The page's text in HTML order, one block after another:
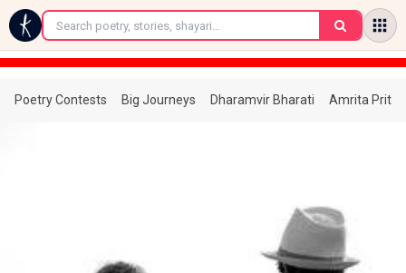
←
Poetry Contests Big Journeys Dharamvir Bharati Amrita